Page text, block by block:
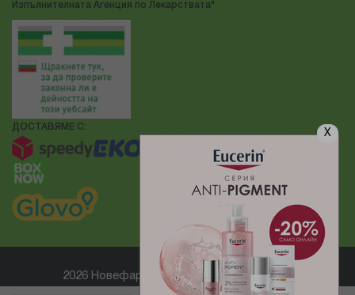
X
Изпълнителната Агенция по Лекарствата"
ДОСТАВЯМЕ С:
2026 Новефарм ® Всички права запазени